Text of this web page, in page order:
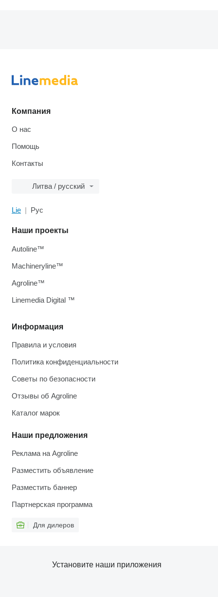
Компания
О нас
Помощь
Контакты
Литва / русский
Lie Рус
Информация
Правила и условия
Политика конфиденциальности
Советы по безопасности
Отзывы об Agroline
Каталог марок
Наши предложения
Реклама на Agroline
Разместить объявление
Разместить баннер
Партнерская программа
Для дилеров
Наши проекты
Autoline™
Machineryline™
Agroline™
Linemedia Digital ™
Установите наши приложения